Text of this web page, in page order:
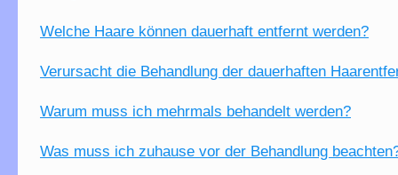
Welche Haare können dauerhaft entfernt werden?
Verursacht die Behandlung der dauerhaften
Warum muss ich mehrmals behandelt werden?
Was muss ich zuhause vor der Behandlung